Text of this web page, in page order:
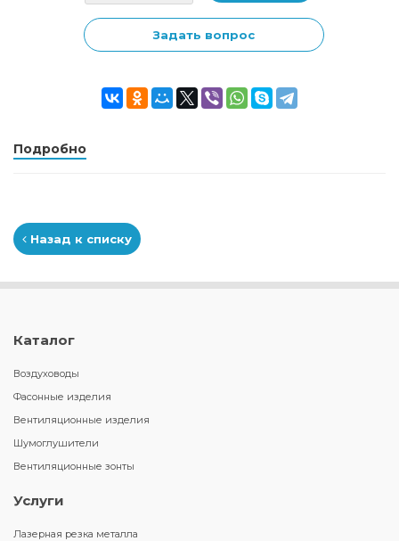
Задать вопрос
Подробно
Назад к списку
Каталог
Воздуховоды
Фасонные изделия
Вентиляционные изделия
Шумоглушители
Вентиляционные зонты
Услуги
Лазерная резка металла